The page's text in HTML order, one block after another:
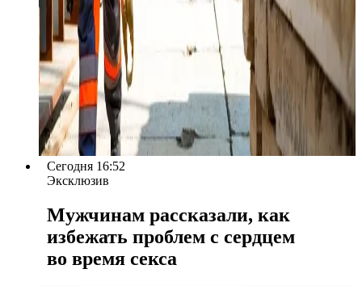
Сегодня 16:52
Эксклюзив
Мужчинам рассказали, как
избежать проблем с сердцем
во время секса